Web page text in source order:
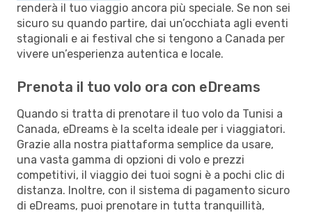
renderà il tuo viaggio ancora più speciale. Se non sei
sicuro su quando partire, dai un’occhiata agli eventi
stagionali e ai festival che si tengono a Canada per
vivere un’esperienza autentica e locale.
Prenota il tuo volo ora con eDreams
Quando si tratta di prenotare il tuo volo da Tunisi a
Canada, eDreams è la scelta ideale per i viaggiatori.
Grazie alla nostra piattaforma semplice da usare,
una vasta gamma di opzioni di volo e prezzi
competitivi, il viaggio dei tuoi sogni è a pochi clic di
distanza. Inoltre, con il sistema di pagamento sicuro
di eDreams, puoi prenotare in tutta tranquillità,